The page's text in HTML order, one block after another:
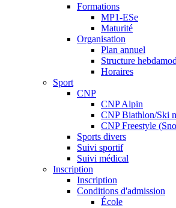
Formations
MP1-ESe
Maturité
Organisation
Plan annuel
Structure
Horaires
Sport
CNP
CNP Alpin
CNP Biathlon/Ski
CNP Freestyle
Sports divers
Suivi sportif
Suivi médical
Inscription
Inscription
Conditions d'admission
École